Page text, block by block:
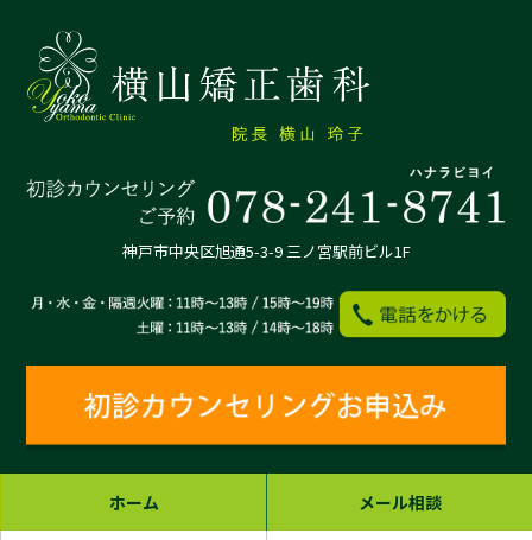
神戸市中央区旭通5-3-9 三ノ宮駅前ビル1F
ホーム メール相談